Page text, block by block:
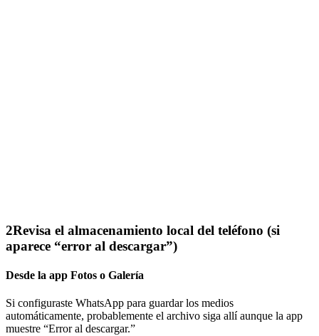
2Revisa el almacenamiento local del teléfono (si
aparece “error al descargar”)
Desde la app Fotos o Galería
Si configuraste WhatsApp para guardar los medios
automáticamente, probablemente el archivo siga allí aunque la app
muestre “Error al descargar.”